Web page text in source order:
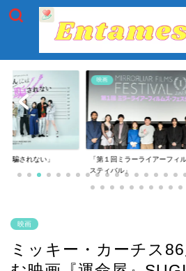
は騙されない」
映画
「第１回ミラーライアーフィ
スティバル」
映画
ミッキー・カーチス